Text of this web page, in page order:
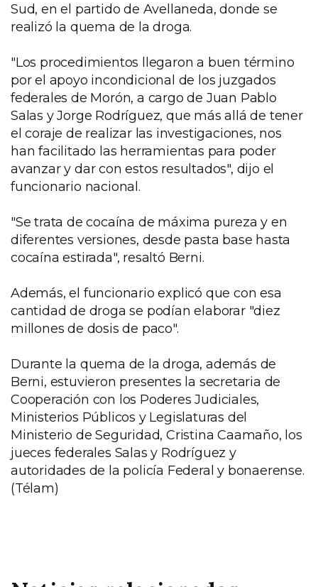
Sud, en el partido de Avellaneda, donde se
realizó la quema de la droga.
"Los procedimientos llegaron a buen término
por el apoyo incondicional de los juzgados
federales de Morón, a cargo de Juan Pablo
Salas y Jorge Rodríguez, que más allá de tener
el coraje de realizar las investigaciones, nos
han facilitado las herramientas para poder
avanzar y dar con estos resultados", dijo el
funcionario nacional.
"Se trata de cocaína de máxima pureza y en
diferentes versiones, desde pasta base hasta
cocaína estirada", resaltó Berni.
Además, el funcionario explicó que con esa
cantidad de droga se podían elaborar "diez
millones de dosis de paco".
Durante la quema de la droga, además de
Berni, estuvieron presentes la secretaria de
Cooperación con los Poderes Judiciales,
Ministerios Públicos y Legislaturas del
Ministerio de Seguridad, Cristina Caamaño, los
jueces federales Salas y Rodríguez y
autoridades de la policía Federal y bonaerense.
(Télam)